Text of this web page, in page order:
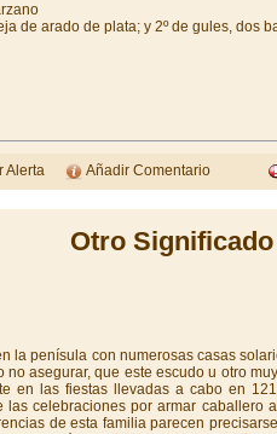
de arado de plata; y 2º de gules, dos
Alerta Añadir Comentario
Otro
la penísula con numerosas casas
no asegurar, que este escudo u otro
en las fiestas llevadas a cabo en
las celebraciones por armar caballero
de esta familia parecen